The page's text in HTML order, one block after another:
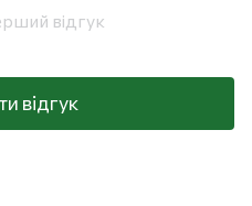
відгук
відгук